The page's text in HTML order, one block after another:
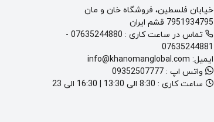
خیابان فلسطین، فروشگاه خان و مان
7951934795 قشم ایران
تماس در ساعت کاری : 07635244880
-
07635244881
ایمیل: info@khanomanglobal.com
واتس اپ : 09352507777
ساعت کاری : 8:30 الی 13:30 | 16:30 الی 23